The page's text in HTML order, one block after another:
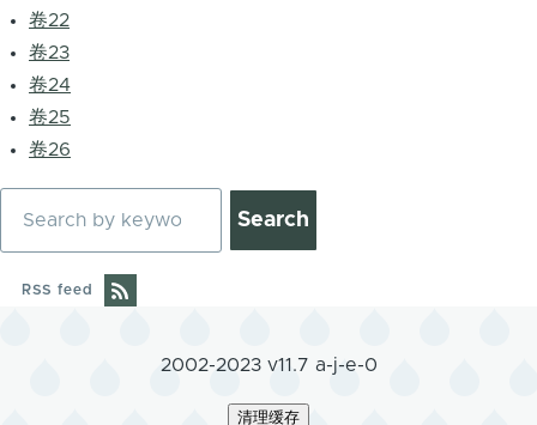
卷22
卷23
卷24
卷25
卷26
RSS feed
2002-2023 v11.7 a-j-e-0